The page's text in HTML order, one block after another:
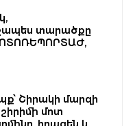
տարածքը
Շիրակի մարզի
շիրիմի մոտ